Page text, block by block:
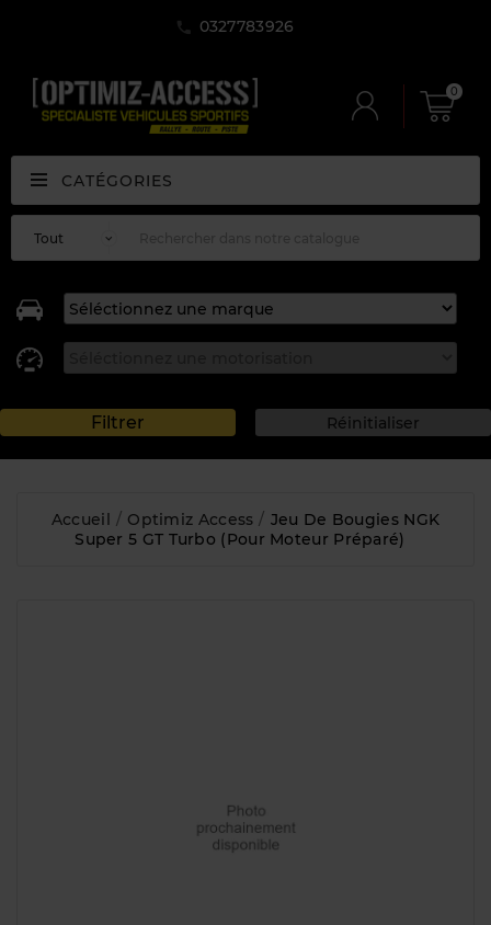
0327783926
0
CATÉGORIES
Accueil Optimiz Access
Jeu De Bougies NGK
Super 5 GT Turbo (pour Moteur Préparé)